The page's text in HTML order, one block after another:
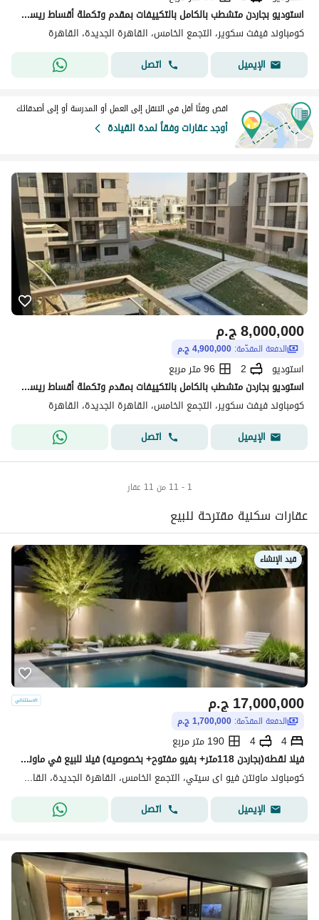
استوديو بجاردن متشطب بالكامل بالتكييفات بمقدم وتكملة أقساط ريسيل بأقل من سعر الشركة في Marasem Fifth Square Moon Residence التجمع الخامس للبيع
كومباوند فيفث سكوير، التجمع الخامس، القاهرة الجديدة، القاهرة
الإيميل
اتصل
اقض وقتًا أقل في التنقل إلى العمل أو المدرسة أو إلى أصدقائك
أوجد عقارات وفقاً لمدة القيادة
ج.م8,000,000
الدفعة المقدّمة: 4,900,000 ج.م
استوديو 2
96 متر مربع
استوديو بجاردن متشطب بالكامل بالتكييفات بمقدم وتكملة أقساط ريسيل بأقل من سعر الشركة في Marasem Fifth Square Moon Residence التجمع الخامس للبيع
كومباوند فيفث سكوير، التجمع الخامس، القاهرة الجديدة، القاهرة
الإيميل
اتصل
1 - 11 من 11 عقار
عقارات سكنية مقترحة للبيع
قيد الإنشاء
ج.م17,000,000
الدفعة المقدّمة: 1,700,000 ج.م
4
4
190 متر مربع
فيلا لقطه(بجاردن 118متر+ بفيو مفتوح+ بخصوصيه) فيلا للبيع في ماونتن فيوMountain View creek New Cairo بالقرب من Mivida وHyde Park وPalm Hills New Cairo
كومباوند ماونتن فيو اى سيتي، التجمع الخامس، القاهرة الجديدة، القاهرة
الإيميل
اتصل